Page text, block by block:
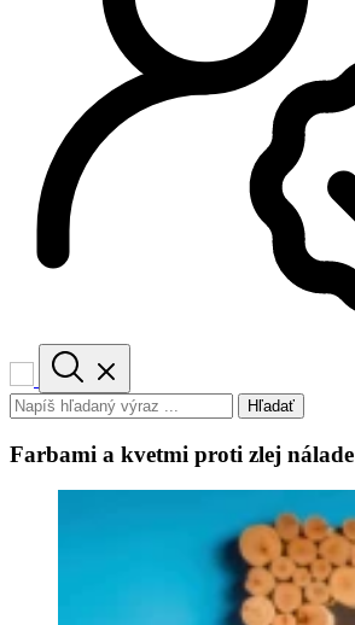
Hľadať
Farbami a kvetmi proti zlej nálade